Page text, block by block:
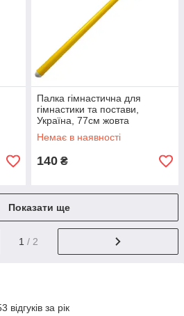
Палка гімнастична для
гімнастики та постави,
Україна, 77см жовта
Немає в наявності
140 ₴
Показати ще
1 / 2
за рік